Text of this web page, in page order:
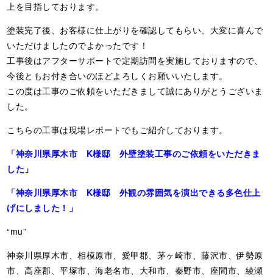
上を目指しております。
塗装完了後、お客様に仕上がりを確認してもらい、大変に喜んで
いただけましたのでよかったです！
工事後はアフターサポートで定期訪問を実施しておりますので、
今後ともお付き合いのほどよろしくお願いいたします。
この度は工事のご依頼をいただきまして誠にありがとうございま
した。
こちらの工事は現場レポートでもご紹介しております。
「神奈川県厚木市 K様邸 外壁塗装工事のご依頼をいただきま
した」
「神奈川県厚木市 K様邸 外観の雰囲気を演出できる多色仕上
げにしました！」
“mu”
神奈川県厚木市、相模原市、愛甲郡、茅ヶ崎市、藤沢市、伊勢原
市、高座郡、平塚市、海老名市、大和市、秦野市、座間市、綾瀬